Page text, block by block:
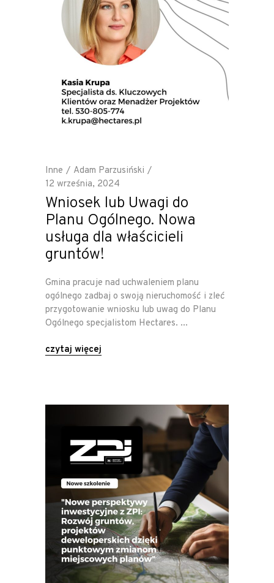
Inne
Adam Parzusiński
12 września, 2024
Wniosek lub Uwagi do
Planu Ogólnego. Nowa
usługa dla właścicieli
gruntów!
Gmina pracuje nad uchwaleniem planu
ogólnego zadbaj o swoją nieruchomość i zleć
przygotowanie wniosku lub uwag do Planu
Ogólnego specjalistom Hectares.
czytaj więcej